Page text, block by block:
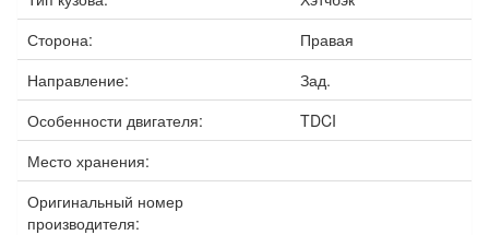
Сторона:
Правая
Направление:
Зад.
Особенности двигателя:
TDCI
Место хранения:
Оригинальный номер
производителя: